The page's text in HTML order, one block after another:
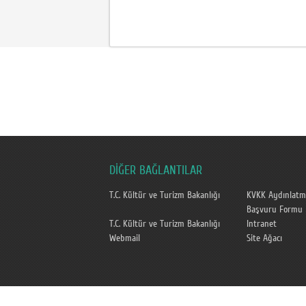
DİĞER BAĞLANTILAR
T.C. Kültür ve Turizm Bakanlığı
KVKK
Başvuru Formu
T.C. Kültür ve Turizm Bakanlığı
Intranet
Webmail
Site Ağacı